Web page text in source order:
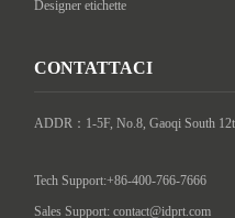
Designer etichette
CONTATTACI
ADDR：1-5F, No.8, Gaoqi South
Tech Support:+86-400-766-7666
Sales Support: contact@idprt.com